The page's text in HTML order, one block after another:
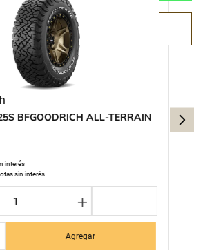
BFGOODRICH ALL-TERRAIN
interés
sin interés
＋
Agregar